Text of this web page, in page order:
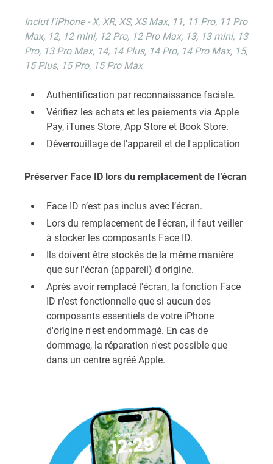
Inclut l'iPhone - X, XR, XS, XS Max, 11, 11 Pro, 11 Pro
Max, 12, 12 mini, 12 Pro, 12 Pro Max, 13, 13 mini, 13
Pro, 13 Pro Max, 14, 14 Plus, 14 Pro, 14 Pro Max, 15,
15 Plus, 15 Pro, 15 Pro Max
Authentification par reconnaissance faciale.
Vérifiez les achats et les paiements via Apple
Pay, iTunes Store, App Store et Book Store.
Déverrouillage de l'appareil et de l'application
Préserver Face ID lors du remplacement de l’écran
Face ID n’est pas inclus avec l’écran.
Lors du remplacement de l'écran, il faut veiller
à stocker les composants Face ID.
Ils doivent être stockés de la même manière
que sur l'écran (appareil) d'origine.
Après avoir remplacé l'écran, la fonction Face
ID n'est fonctionnelle que si aucun des
composants essentiels de votre iPhone
d'origine n'est endommagé. En cas de
dommage, la réparation n'est possible que
dans un centre agréé Apple.